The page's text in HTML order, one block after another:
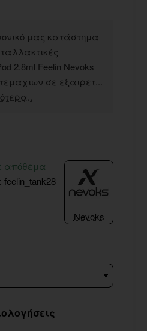
μας κατάστημα
2.8ml Feelin Nevoks
σε εξαιρετ...
απόθεμα
feelin_tank28
Nevoks